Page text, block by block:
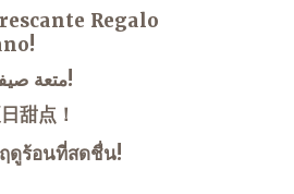
Regalo
متعة صيفية منعشة!
甜点！
ดูร้อนที่สดชื่น!